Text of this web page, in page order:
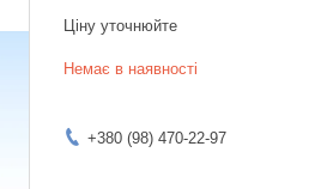
Ціну уточнюйте
Немає в наявності
+380 (98) 470-22-97